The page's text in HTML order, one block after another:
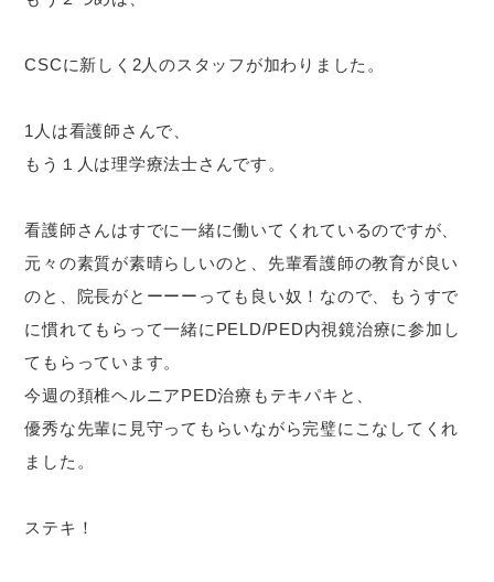
CSCに新しく2人のスタッフが加わりました。
1人は看護師さんで、
もう１人は理学療法士さんです。
看護師さんはすでに一緒に働いてくれているのですが、
元々の素質が素晴らしいのと、先輩看護師の教育が良い
のと、院長がとーーーっても良い奴！なので、もうすで
に慣れてもらって一緒にPELD/PED内視鏡治療に参加し
てもらっています。
今週の頚椎ヘルニアPED治療もテキパキと、
優秀な先輩に見守ってもらいながら完璧にこなしてくれ
ました。
ステキ！